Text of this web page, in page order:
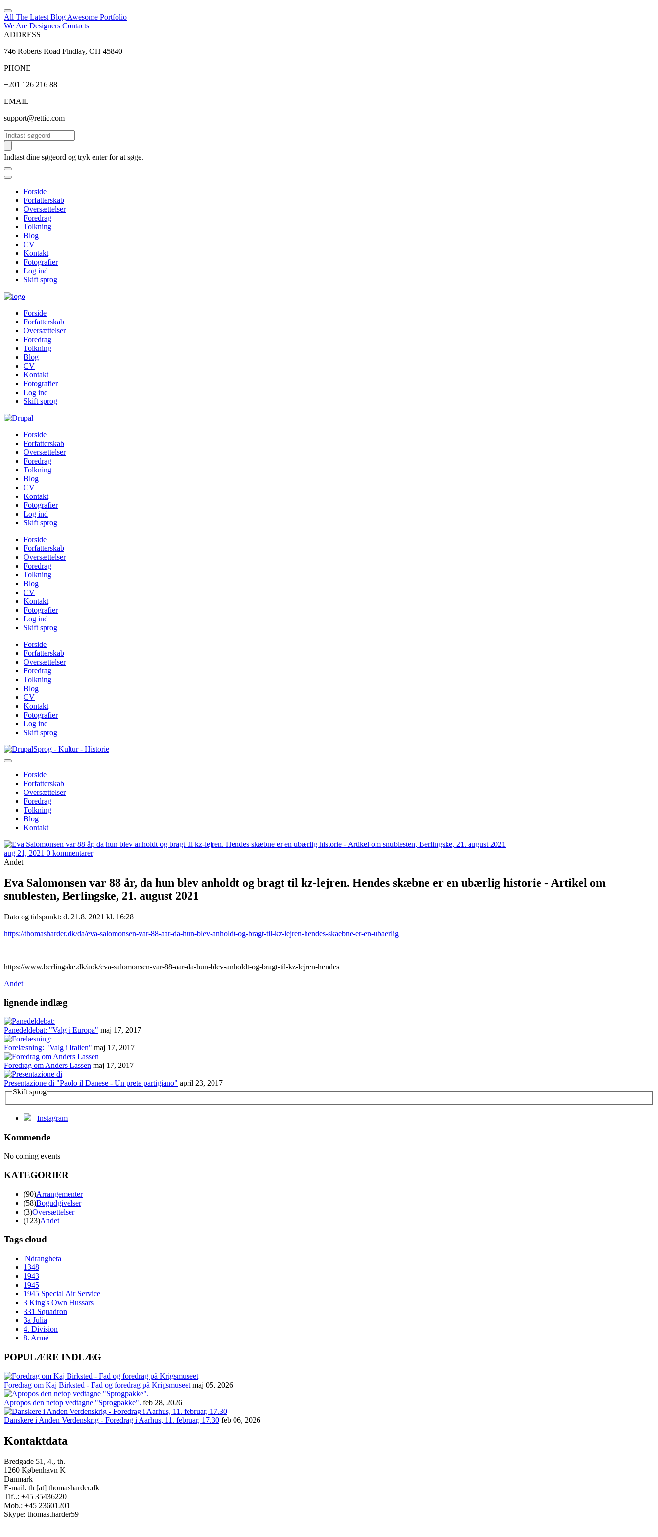
All The Latest Blog Awesome Portfolio
We Are Designers Contacts
ADDRESS
746 Roberts Road Findlay, OH 45840
PHONE
+201 126 216 88
EMAIL
support@rettic.com
Søg
Indtast dine søgeord og tryk enter for at søge.
Forside
Forfatterskab
Oversættelser
Foredrag
Tolkning
Blog
CV
Kontakt
Fotografier
Log ind
Skift sprog
Forside
Forfatterskab
Oversættelser
Foredrag
Tolkning
Blog
CV
Kontakt
Fotografier
Log ind
Skift sprog
Forside
Forfatterskab
Oversættelser
Foredrag
Tolkning
Blog
CV
Kontakt
Fotografier
Log ind
Skift sprog
Forside
Forfatterskab
Oversættelser
Foredrag
Tolkning
Blog
CV
Kontakt
Fotografier
Log ind
Skift sprog
Forside
Forfatterskab
Oversættelser
Foredrag
Tolkning
Blog
CV
Kontakt
Fotografier
Log ind
Skift sprog
Gå
til
Sprog - Kultur - Historie
Primær
navigation
Forside
Forfatterskab
Oversættelser
Foredrag
Tolkning
Blog
Kontakt
aug 21, 2021 0 kommentarer
Andet
Eva Salomonsen var 88 år, da hun blev anholdt og bragt til kz-lejren. Hendes skæbne er en ubærlig historie - Artikel om
snublesten, Berlingske, 21. august 2021
Dato og tidspunkt: d. 21.8. 2021 kl. 16:28
https://thomasharder.dk/da/eva-salomonsen-var-88-aar-da-hun-blev-anholdt-og-bragt-til-kz-lejren-hendes-skaebne-er-en-ubaerlig
https://www.berlingske.dk/aok/eva-salomonsen-var-88-aar-da-hun-blev-anholdt-og-bragt-til-kz-lejren-hendes
Andet
lignende indlæg
Panedeldebat: "Valg i Europa" maj 17, 2017
Forelæsning: "Valg i Italien" maj 17, 2017
Foredrag om Anders Lassen maj 17, 2017
Presentazione di "Paolo il Danese - Un prete partigiano" april 23, 2017
Skift sprog
Instagram
Kommende
No coming events
KATEGORIER
(90)Arrangementer
(58)Bogudgivelser
(3)Oversættelser
(123)Andet
Tags cloud
'Ndrangheta
1348
1943
1945
1945 Special Air Service
3 King's Own Hussars
331 Squadron
3a Julia
4. Division
8. Armé
POPULÆRE INDLÆG
Foredrag om Kaj Birksted - Fad og foredrag på Krigsmuseet maj 05, 2026
Apropos den netop vedtagne "Sprogpakke". feb 28, 2026
Danskere i Anden Verdenskrig - Foredrag i Aarhus, 11. februar, 17.30 feb 06, 2026
Kontaktdata
Bredgade 51, 4., th.
1260 København K
Danmark
E-mail: th [at] thomasharder.dk
Tlf..: +45 35436220
Mob.: +45 23601201
Skype: thomas.harder59